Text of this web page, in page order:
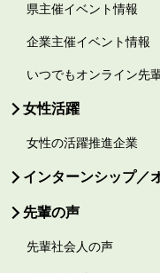
県主催イベント情報
企業主催イベント情報
いつでもオンライン先
女性活躍
女性の活躍推進企業
インターンシップ／
先輩の声
先輩社会人の声